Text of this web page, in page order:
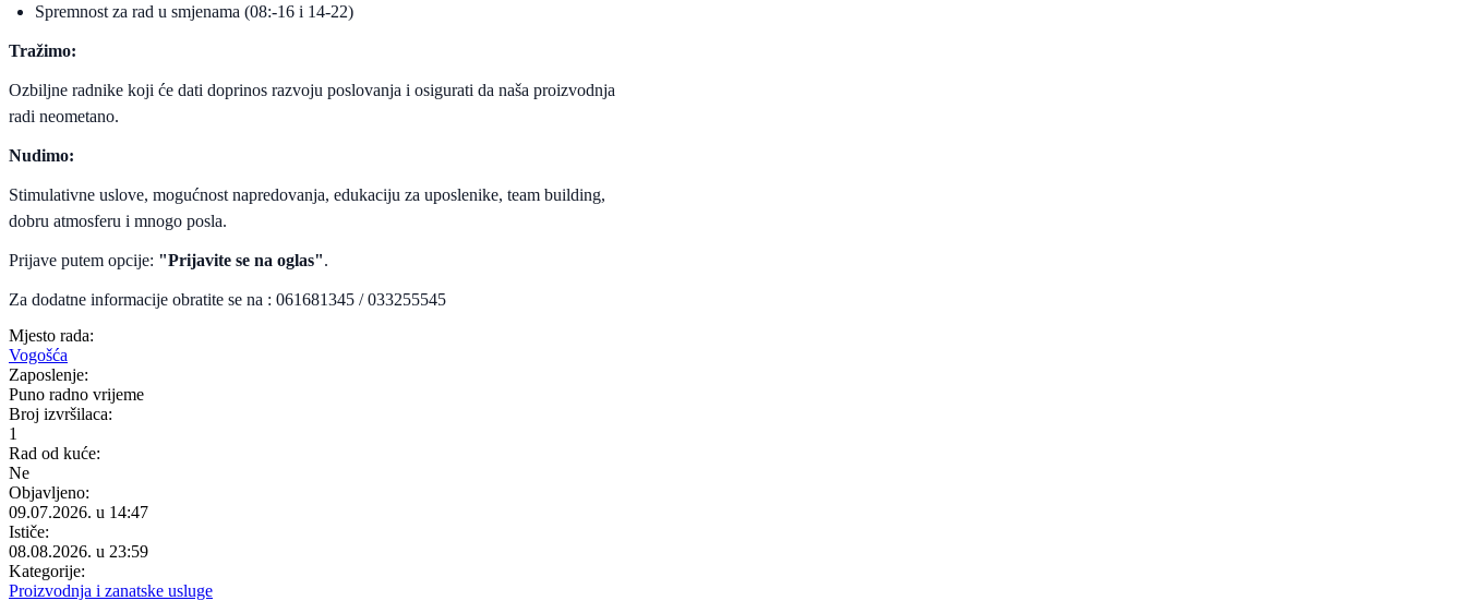
Spremnost za rad u smjenama (08:-16 i 14-22)
Tražimo:
Ozbiljne radnike koji će dati doprinos razvoju poslovanja i osigurati da naša proizvodnja
radi neometano.
Nudimo:
Stimulativne uslove, mogućnost napredovanja, edukaciju za uposlenike, team building,
dobru atmosferu i mnogo posla.
Prijave putem opcije: "Prijavite se na oglas".
Za dodatne informacije obratite se na : 061681345 / 033255545
Mjesto rada:
Vogošća
Zaposlenje:
Puno radno vrijeme
Broj izvršilaca:
1
Rad od kuće:
Ne
Objavljeno:
09.07.2026. u 14:47
Ističe:
08.08.2026. u 23:59
Kategorije:
Proizvodnja i zanatske usluge